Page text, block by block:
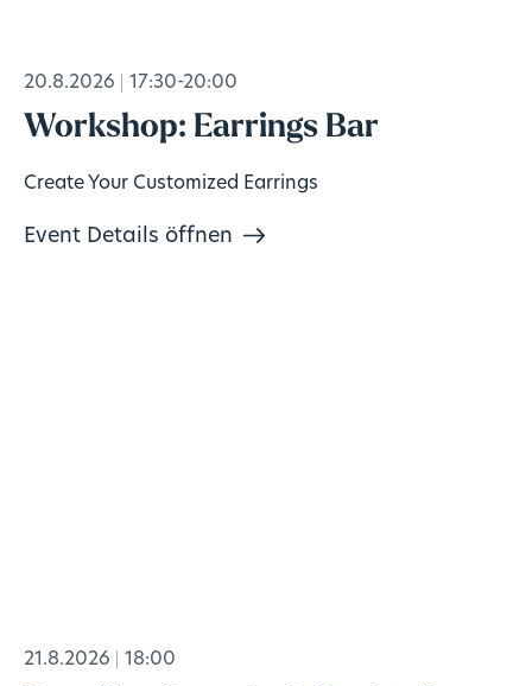
20.8.2026 17:30-20:00
Workshop: Earrings Bar
Create Your Customized Earrings
Event Details öffnen
21.8.2026 18:00